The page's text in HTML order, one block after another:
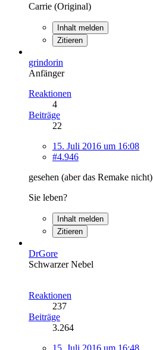
Carrie (Original)
Inhalt melden
Zitieren
grindorin
Anfänger
Reaktionen
4
Beiträge
22
15. Juli 2016 um 16:08
#4.946
gesehen (aber das Remake nicht)
Sie leben?
Inhalt melden
Zitieren
DrGore
Schwarzer Nebel
Reaktionen
237
Beiträge
3.264
15. Juli 2016 um 16:48